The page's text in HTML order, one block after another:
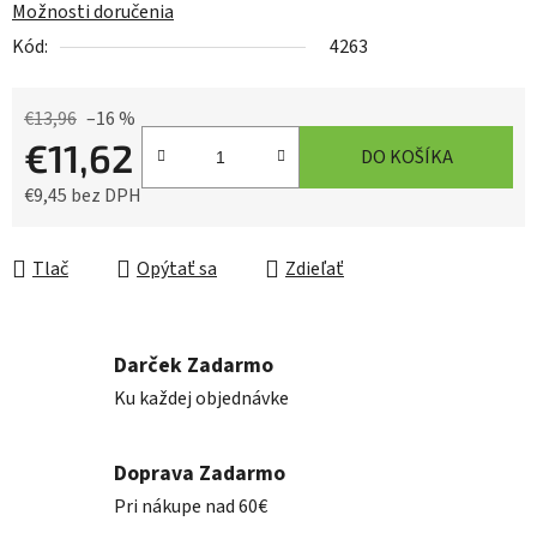
Možnosti doručenia
Kód:
4263
€13,96 –16 %
€11,62
€9,45 bez DPH
DO KOŠÍKA
Tlač Opýtať sa Zdieľať
Darček Zadarmo
Ku každej objednávke
Doprava Zadarmo
Pri nákupe nad 60€